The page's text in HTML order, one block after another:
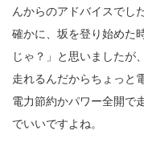
んからのアドバイスでした
確かに、坂を登り始めた
じゃ？」と思いましたが
走れるんだからちょっと
電力節約かパワー全開で
でいいですよね。